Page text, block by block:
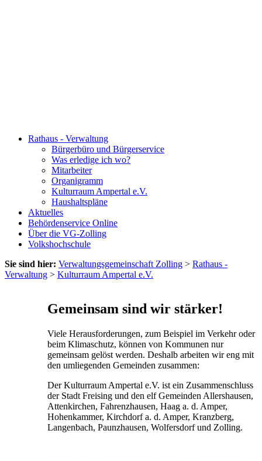
Rathaus - Verwaltung
Bürgerbüro und Bürgerservice
Was erledige ich wo?
Mitarbeiter
Organigramm
Kulturraum Ampertal e.V.
Haushaltspläne
Aktuelles
Behördenservice Online
Über die VG-Zolling
Volkshochschule
Sie sind hier: Verwaltungsgemeinschaft Zolling > Rathaus -
Verwaltung > Kulturraum Ampertal e.V.
Gemeinsam sind wir stärker!
Viele Herausforderungen, zum Beispiel im Verkehr oder
beim Klimaschutz, können von Kommunen nur
gemeinsam gelöst werden. Deshalb arbeiten wir eng mit
den umliegenden Gemeinden zusammen:
Der Kulturraum Ampertal e.V. ist ein Zusammenschluss
der Stadt Freising und den elf Gemeinden Allershausen,
Attenkirchen, Fahrenzhausen, Haag a. d. Amper,
Hohenkammer, Kirchdorf a. d. Amper, Kranzberg,
Langenbach, Paunzhausen, Wolfersdorf und Zolling.